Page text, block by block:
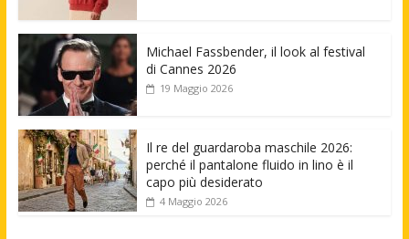
Michael Fassbender, il look al festival
di Cannes 2026
19 Maggio 2026
Il re del guardaroba maschile 2026:
perché il pantalone fluido in lino è il
capo più desiderato
4 Maggio 2026